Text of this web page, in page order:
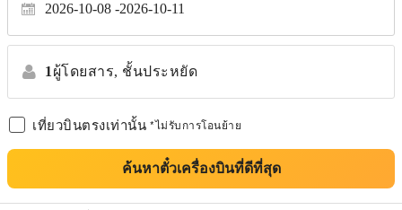
2026-10-08 2026-10-11
1 ผู้โดยสาร, ชั้นประหยัด
เที่ยวบินตรงเท่านั้น *ไม่รับการโอนย้าย
ค้นหาตั๋วเครื่องบินที่ดีที่สุด